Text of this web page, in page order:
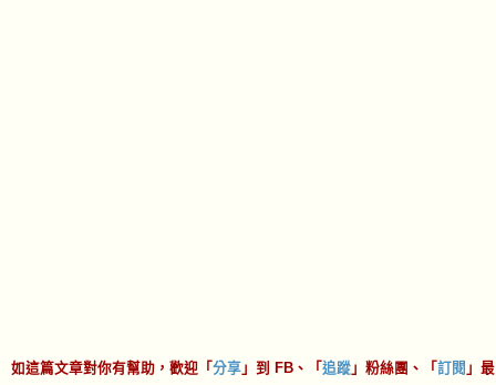
if (avatar.search("openid16-rounded.gi
f") > 0) {avatar = rComment_Setting.openI
如這篇文章對你有幫助，歡迎「 分享 」到 FB、「 追蹤 」粉絲團、「 訂閱 」最